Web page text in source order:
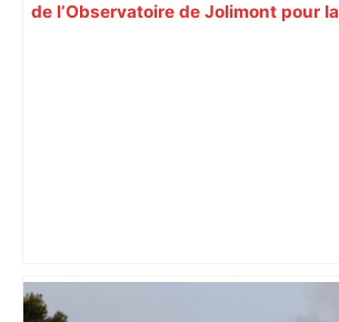
de l’Observatoire de Jolimont pour la
Après la fusion avec la liste PS